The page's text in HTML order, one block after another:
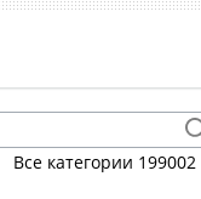
Все категории 199002